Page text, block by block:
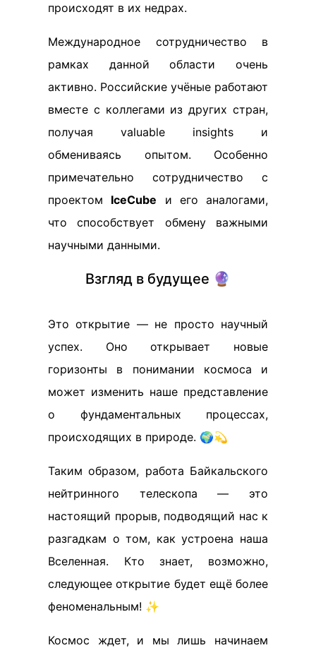
происходят в их недрах.
Международное сотрудничество в
рамках данной области очень
активно. Российские учёные работают
вместе с коллегами из других стран,
получая valuable insights и
обмениваясь опытом. Особенно
примечательно сотрудничество с
проектом IceCube и его аналогами,
что способствует обмену важными
научными данными.
Взгляд в будущее 🔮
Это открытие — не просто научный
успех. Оно открывает новые
горизонты в понимании космоса и
может изменить наше представление
о фундаментальных процессах,
происходящих в природе. 🌍💫
Таким образом, работа Байкальского
нейтринного телескопа — это
настоящий прорыв, подводящий нас к
разгадкам о том, как устроена наша
Вселенная. Кто знает, возможно,
следующее открытие будет ещё более
феноменальным! ✨
Космос ждет, и мы лишь начинаем